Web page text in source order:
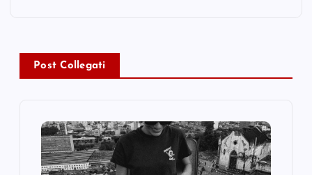
v
Post Collegati